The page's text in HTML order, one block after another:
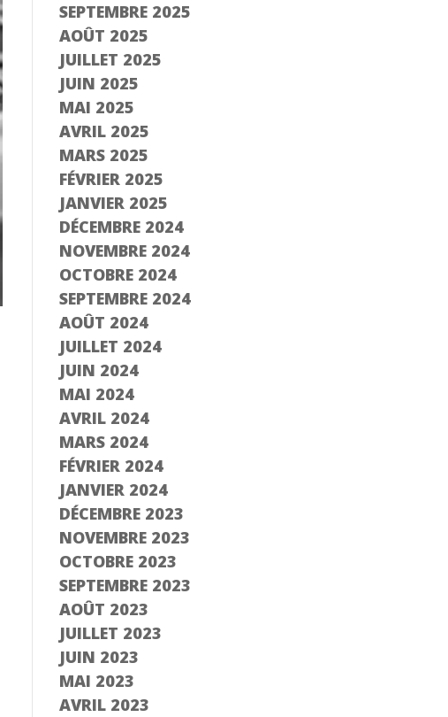
Étape 2/3
Déjà adhérent ?
Créer un compte
SEPTEMBRE 2025
AOÛT 2025
JUILLET 2025
JUIN 2025
MAI 2025
AVRIL 2025
MARS 2025
FÉVRIER 2025
JANVIER 2025
DÉCEMBRE 2024
NOVEMBRE 2024
OCTOBRE 2024
SEPTEMBRE 2024
AOÛT 2024
JUILLET 2024
JUIN 2024
MAI 2024
AVRIL 2024
MARS 2024
FÉVRIER 2024
JANVIER 2024
DÉCEMBRE 2023
NOVEMBRE 2023
OCTOBRE 2023
SEPTEMBRE 2023
AOÛT 2023
JUILLET 2023
JUIN 2023
MAI 2023
AVRIL 2023